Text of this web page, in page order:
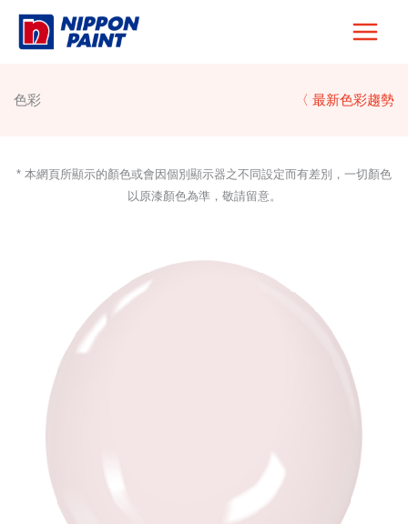
Skip
色彩 〈 最新色彩趨勢
* 本網頁所顯示的顏色或會因個別顯示器之不同設定而有差別，一切顏色
以原漆顏色為準，敬請留意。